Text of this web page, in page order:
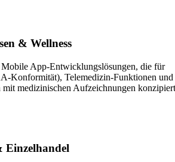
& Wellness
Mobile App-Entwicklungslösungen, die für
Konformität), Telemedizin-Funktionen und
mit medizinischen Aufzeichnungen konzipiert
Einzelhandel